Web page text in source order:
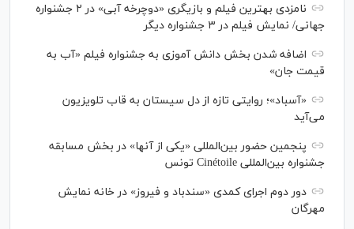
نامزدی بهترین فیلم و بازیگری «دوچرخه آبی» در ۲ جشنواره
جهانی/ نمایش فیلم در ۳ جشنواره دیگر
اضافه شدن بخش دانش آموزی به جشنواره فیلم «آب به
قیمت جان»
«آسباد»؛ روایتی تازه از دل سیستان به قاب تلویزیون
می‌آید
پنجمین حضور بین‌المللی «یکی از آنها» در بخش مسابقه
جشنواره بین‌المللی Cinétoile تونس
دور دوم اجرای کمدی «سندباد و فیروز» در خانه نمایش
مهرگان